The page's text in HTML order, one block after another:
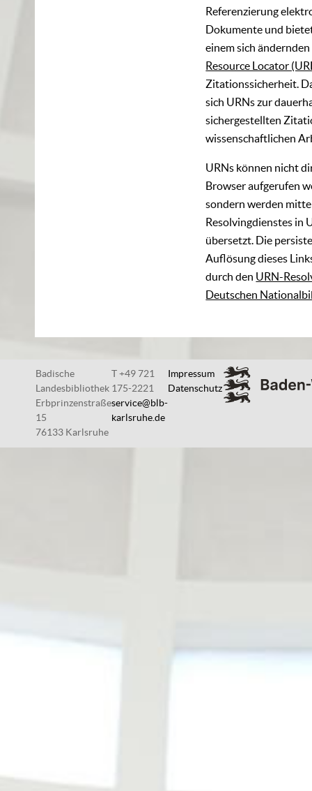
Referenzierung
Dokumente und
einem sich ändernden
Resource Locator
Zitationssicherheit.
sich URNs zur
sichergestellten
wissenschaftlichen
URNs können nicht
Browser aufgerufen
sondern werden
Resolvingdienstes in
übersetzt. Die
Auflösung dieses
durch den URN-
Deutschen
Badische
Landesbibliothek
Erbprinzenstraße
15
76133 Karlsruhe
T +49 721
175-2221
service@blb-
karlsruhe.de
Impressum
Datenschutz